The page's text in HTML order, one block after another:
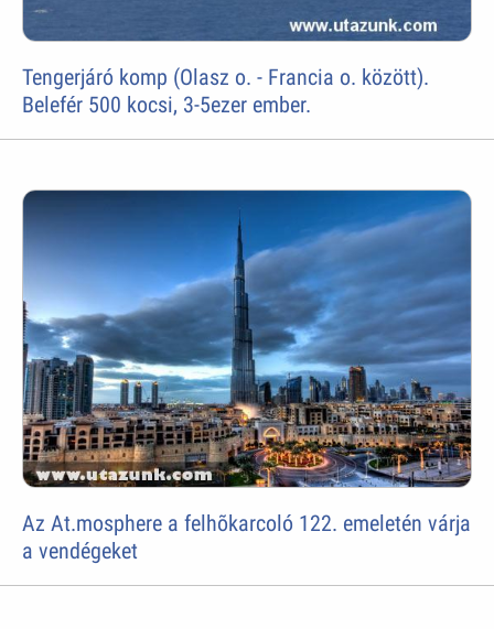
Tengerjáró komp (Olasz o. - Francia o. között).
Belefér 500 kocsi, 3-5ezer ember.
Az At.mosphere a felhõkarcoló 122. emeletén várja
a vendégeket